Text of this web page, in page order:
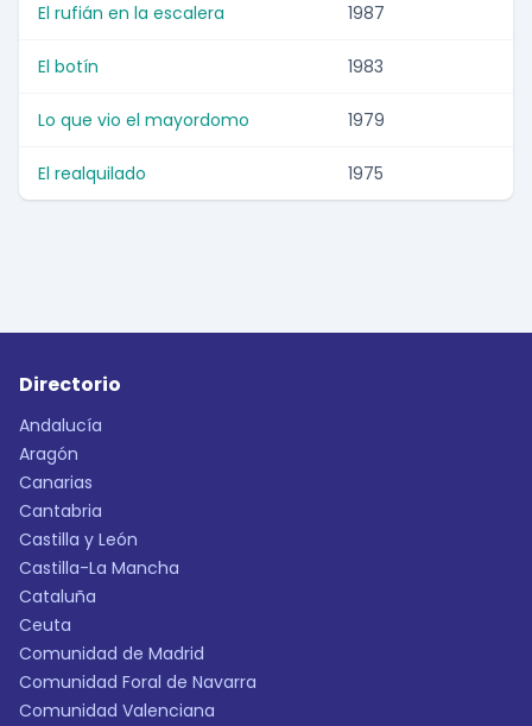
El rufián en la escalera 1987
El botín 1983
Lo que vio el mayordomo 1979
El realquilado 1975
Directorio
Andalucía
Aragón
Canarias
Cantabria
Castilla y León
Castilla-La Mancha
Cataluña
Ceuta
Comunidad de Madrid
Comunidad Foral de Navarra
Comunidad Valenciana